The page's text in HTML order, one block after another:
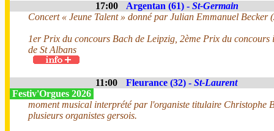
17:00 Argentan (61) - St-Germain
Concert « Jeune Talent » donné par Julian Emmanuel Becker
1er Prix du concours Bach de Leipzig, 2ème Prix du concours
de St Albans
11:00 Fleurance (32) - St-Laurent
Festiv'Orgues 2026
moment musical interprété par l'organiste titulaire Christophe
plusieurs organistes gersois.